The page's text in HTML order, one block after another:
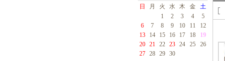
日
月 火 水 木 金
土
1
2 3 4
5
6
7 8 9 10 11
12
13
14 15 16 17 18
19
20 21 22 23 24 25
26
27 28 29 30